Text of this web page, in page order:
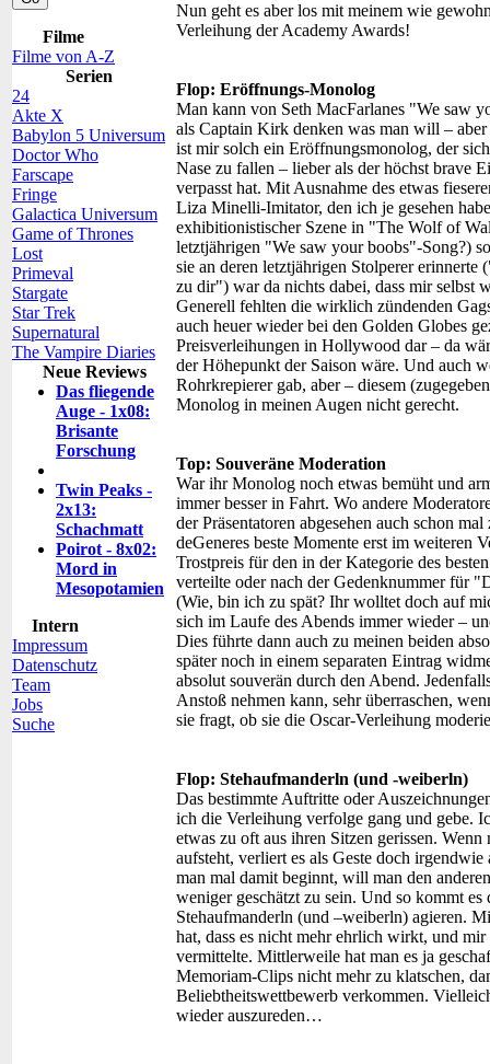
Filme
Filme von A-Z
Serien
24
Akte X
Babylon 5 Universum
Doctor Who
Farscape
Fringe
Galactica Universum
Game of Thrones
Lost
Primeval
Stargate
Star Trek
Supernatural
The Vampire Diaries
Neue Reviews
Das fliegende
Auge - 1x08:
Brisante
Forschung
Twin Peaks -
2x13:
Schachmatt
Poirot - 8x02:
Mord in
Mesopotamien
Intern
Impressum
Datenschutz
Team
Jobs
Suche
Nun geht es aber los mit meinem wie
Verleihung der Academy Awards!
Flop: Eröffnungs-Monolog
Man kann von Seth MacFarlanes "We saw
als Captain Kirk denken was man will –
ist mir solch ein Eröffnungsmonolog, der
Nase zu fallen – lieber als der höchst brave
verpasst hat. Mit Ausnahme des etwas
Liza Minelli-Imitator, den ich je gesehen
exhibitionistischer Szene in "The Wolf of
letztjährigen "We saw your boobs"-Song?)
sie an deren letztjährigen Stolperer
zu dir") war da nichts dabei, dass mir selbst
Generell fehlten die wirklich zündenden
auch heuer wieder bei den Golden Globes
Preisverleihungen in Hollywood dar – da
der Höhepunkt der Saison wäre. Und auch
Rohrkrepierer gab, aber – diesem
Monolog in meinen Augen nicht gerecht.
Top: Souveräne Moderation
War ihr Monolog noch etwas bemüht und
immer besser in Fahrt. Wo andere
der Präsentatoren abgesehen auch schon
deGeneres beste Momente erst im weiteren
Trostpreis für den in der Kategorie des
verteilte oder nach der Gedenknummer für
(Wie, bin ich zu spät? Ihr wolltet doch auf
sich im Laufe des Abends immer wieder –
Dies führte dann auch zu meinen beiden
später noch in einem separaten Eintrag
absolut souverän durch den Abend.
Anstoß nehmen kann, sehr überraschen,
sie fragt, ob sie die Oscar-Verleihung
Flop: Stehaufmanderln (und -weiberln)
Das bestimmte Auftritte oder
ich die Verleihung verfolge gang und gebe.
etwas zu oft aus ihren Sitzen gerissen.
aufsteht, verliert es als Geste doch
man mal damit beginnt, will man den
weniger geschätzt zu sein. Und so kommt
Stehaufmanderln (und –weiberln) agieren.
hat, dass es nicht mehr ehrlich wirkt, und
vermittelte. Mittlerweile hat man es ja
Memoriam-Clips nicht mehr zu klatschen,
Beliebtheitswettbewerb verkommen.
wieder auszureden…